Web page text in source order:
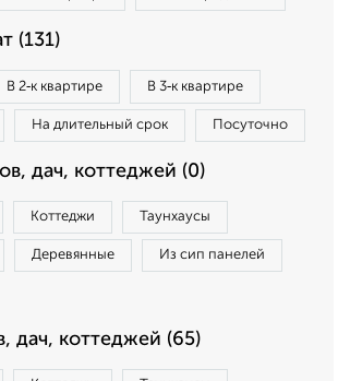
(131)
В 2‑к квартире В 3‑к квартире
На длительный срок Посуточно
дач, коттеджей (0)
Коттеджи Таунхаусы
Деревянные Из сип панелей
дач, коттеджей (65)